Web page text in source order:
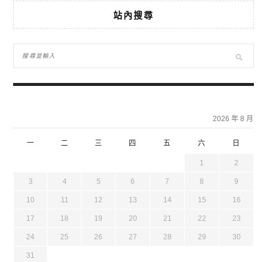
站內搜尋
2026 年 8 月
一 二 三 四 五 六 日
1 2
3 4 5 6 7 8 9
10 11 12 13 14 15 16
17 18 19 20 21 22 23
24 25 26 27 28 29 30
31